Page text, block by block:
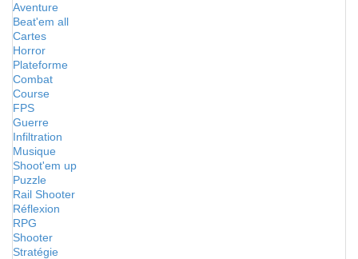
Aventure
Beat'em all
Cartes
Horror
Plateforme
Combat
Course
FPS
Guerre
Infiltration
Musique
Shoot'em up
Puzzle
Rail Shooter
Réflexion
RPG
Shooter
Stratégie